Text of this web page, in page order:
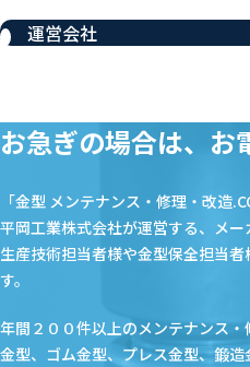
運営会社
お急ぎの場合は、お
「金型 メンテナンス・修理・改造
平岡工業株式会社が運営する、メー
生産技術担当者様や金型保全担当
す。
年間２００件以上のメンテナンス
金型、ゴム金型、プレス金型、鍛